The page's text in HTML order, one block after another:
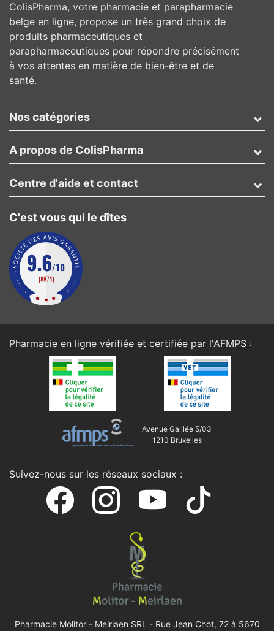
ColisPharma, votre pharmacie et parapharmacie
belge en ligne, propose un très grand choix de
produits pharmaceutiques et
parapharmaceutiques pour répondre précisément
à vos attentes en matière de bien-être et de
santé.
Nos catégories
A propos de ColisPharma
C'est vous qui le dîtes
Centre d'aide et contact
Pharmacie en ligne vérifiée et certifiée par l'AFMPS :
Avenue Galilée 5/03
1210 Bruxelles
Suivez-nous sur les réseaux sociaux :
Pharmacie Molitor - Meirlaen SRL - Rue Jean Chot, 72 à 5670